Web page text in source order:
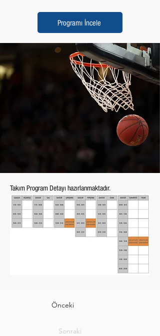
Programı İncele
Takım Program Detayı hazırlanmaktadır.
Önceki
Sonraki